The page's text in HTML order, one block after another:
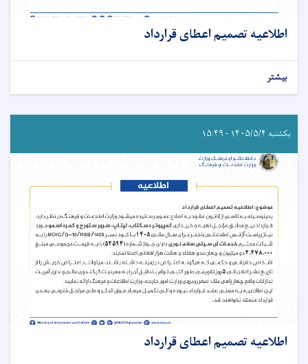
اطلاعیه تصمیم اعطای قرارداد
بیشتر
یکشنبه ۱۴۰۵/۵/۴ - ۱۵:۴۹
اطلاعیه تصمیم اعطای قرارداد